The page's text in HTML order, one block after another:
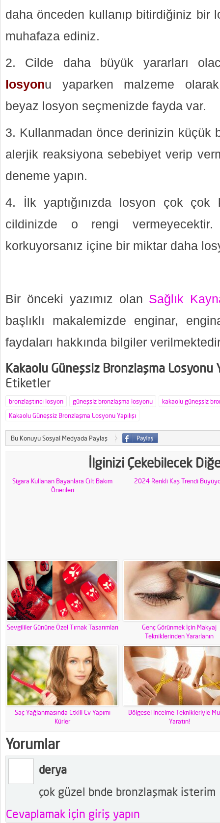
daha önceden kullanıp bitirdiğiniz bir
muhafaza ediniz.
2. Cilde daha büyük yararları
losyonu yaparken malzeme
beyaz losyon seçmenizde fayda var.
3. Kullanmadan önce derinizin küçük
alerjik reaksiyona sebebiyet verip
deneme yapın.
4. İlk yaptığınızda losyon çok çok
cildinizde o rengi
korkuyorsanız içine bir miktar daha
Bir önceki yazımız olan Sağlık
başlıklı makalemizde enginar,
faydaları hakkında bilgiler
Kakaolu Güneşsiz Bronzlaşma Losyonu
Etiketler
bronzlaştırıcı losyon güneşsiz bronzlaşma losyonu
kakaolu güneşsiz
Kakaolu Güneşsiz Bronzlaşma Losyonu Yapılışı
Bu Konuyu Sosyal Medyada Paylaş
İlginizi Çekebilecek
Sigara Kullanan Bayanlara Cilt Bakım
Önerileri
2024 Renkli Kaş Trendi
Sevgililer Gününe Özel Tırnak Tasarımları
Genç Görünmek İçin Makyaj
Tekniklerinden Yararlanın
Saç Yağlanmasında Etkili Ev Yapımı
Kürler
Bölgesel İncelme Teknikleriyle
Yaratın!
Yorumlar
derya
çok güzel bnde bronzlaşmak isterim
Cevaplamak için giriş yapın